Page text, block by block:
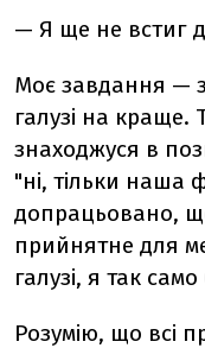
— Я ще не встиг
Моє завдання —
галузі на краще.
знаходжуся в
"ні, тільки наша
допрацьовано,
прийнятне для
галузі, я так
Розумію, що всі